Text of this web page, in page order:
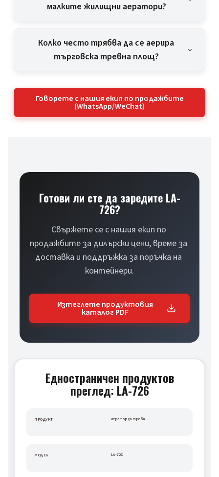
малките жилищни аератори?
Колко често трябва да се аерира
търговска тревна площ?
Говорете с нашия екип по продажбите
(WhatsApp/WeChat)
Готови ли сте да заредите LA-
726?
Свържете се с нашия екип по
продажбите за дилърски цени, време за
доставка и поддръжка за поръчка на
контейнери.
Изтеглете продуктовия
каталог PDF
Едностраничен продуктов
преглед: LA-726
ПРОДУКТ аератор за трева
МОДЕЛ LA-726